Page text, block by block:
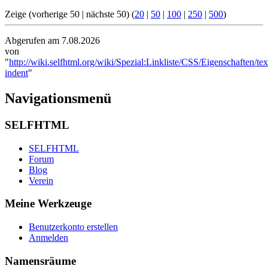
Zeige (vorherige 50 | nächste 50) (20 | 50 | 100 | 250 | 500)
Abgerufen am 7.08.2026
von
"http://wiki.selfhtml.org/wiki/Spezial:Linkliste/CSS/Eigenschaften/
indent"
Navigationsmenü
SELFHTML
SELFHTML
Forum
Blog
Verein
Meine Werkzeuge
Benutzerkonto erstellen
Anmelden
Namensräume